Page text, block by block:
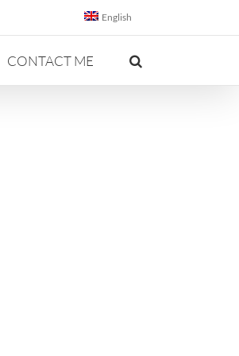
English
CONTACT ME